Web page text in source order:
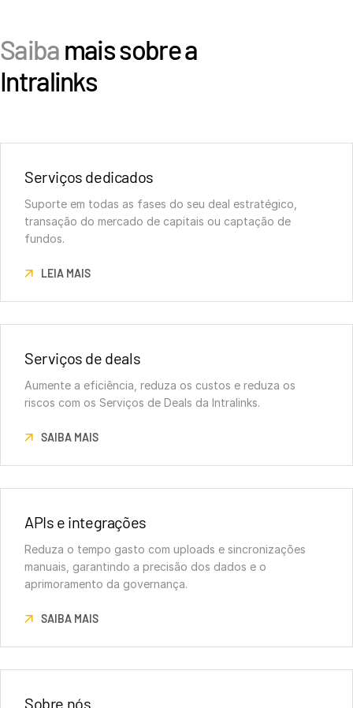
Saibamais sobre a
Intralinks
Serviços dedicados
Suporte em todas as fases do seu deal estratégico,
transação do mercado de capitais ou captação de
fundos.
LEIA MAIS
Serviços de deals
Aumente a eficiência, reduza os custos e reduza os
riscos com os Serviços de Deals da Intralinks.
SAIBA MAIS
APIs e integrações
Reduza o tempo gasto com uploads e sincronizações
manuais, garantindo a precisão dos dados e o
aprimoramento da governança.
SAIBA MAIS
Sobre nós